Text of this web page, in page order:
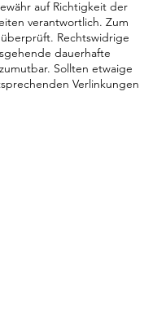
auf Richtigkeit der
verantwortlich. Zum
Rechtswidrige
dauerhafte
Sollten etwaige
Verlinkungen